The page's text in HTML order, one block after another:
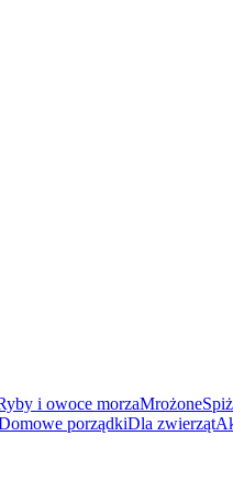
i owoce morzaMrożone
porządkiDla zwierząt